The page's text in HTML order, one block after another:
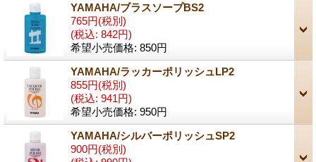
YAMAHA/ブラスソープBS2
765円(税別)
(税込: 842円)
希望小売価格: 850円
YAMAHA/ラッカーポリッシュLP2
855円(税別)
(税込: 941円)
希望小売価格: 950円
YAMAHA/シルバーポリッシュSP2
900円(税別)